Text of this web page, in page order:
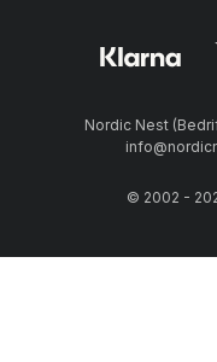
Nordic Nest
© 2002 -